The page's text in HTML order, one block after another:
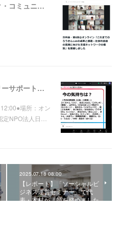
【レポート】ソーシャルバンク・コミュニティ：分科会・第6回＠オンライン「これまでのろうきんLabの成果と課題－社会的金融の実践に向けた支援ネットワークの構築」を開催しました
【レポート】凸と凹「マンスリーサポートプログラム」登録先向け集合研修vol.39を開催しました
場所：オン
NPO法人日…
2025.07.18 08:00
【レポート】「ソーシャルビ
ジネス運営セミナー」で代
表・木村が講師を務めました